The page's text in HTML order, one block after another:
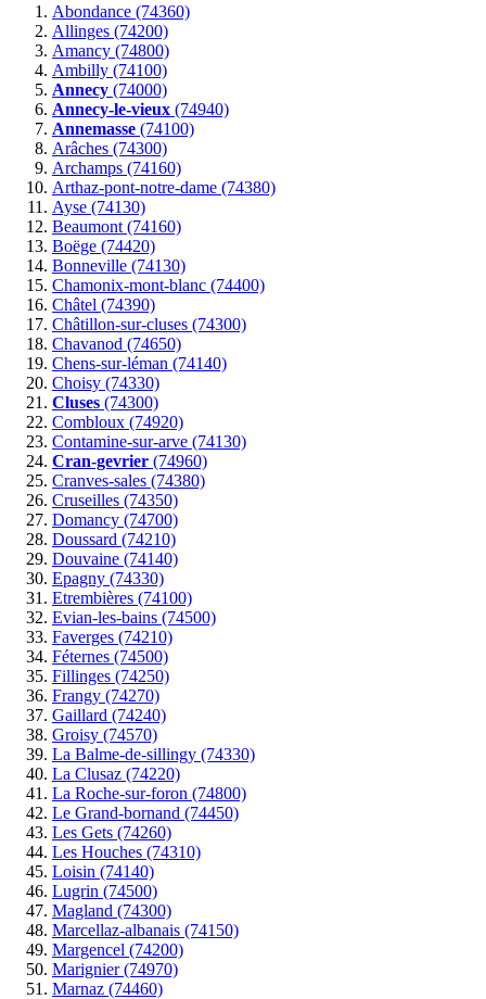
Abondance (74360)
Allinges (74200)
Amancy (74800)
Ambilly (74100)
Annecy (74000)
Annecy-le-vieux (74940)
Annemasse (74100)
Arâches (74300)
Archamps (74160)
Arthaz-pont-notre-dame (74380)
Ayse (74130)
Beaumont (74160)
Boëge (74420)
Bonneville (74130)
Chamonix-mont-blanc (74400)
Châtel (74390)
Châtillon-sur-cluses (74300)
Chavanod (74650)
Chens-sur-léman (74140)
Choisy (74330)
Cluses (74300)
Combloux (74920)
Contamine-sur-arve (74130)
Cran-gevrier (74960)
Cranves-sales (74380)
Cruseilles (74350)
Domancy (74700)
Doussard (74210)
Douvaine (74140)
Epagny (74330)
Etrembières (74100)
Evian-les-bains (74500)
Faverges (74210)
Féternes (74500)
Fillinges (74250)
Frangy (74270)
Gaillard (74240)
Groisy (74570)
La Balme-de-sillingy (74330)
La Clusaz (74220)
La Roche-sur-foron (74800)
Le Grand-bornand (74450)
Les Gets (74260)
Les Houches (74310)
Loisin (74140)
Lugrin (74500)
Magland (74300)
Marcellaz-albanais (74150)
Margencel (74200)
Marignier (74970)
Marnaz (74460)